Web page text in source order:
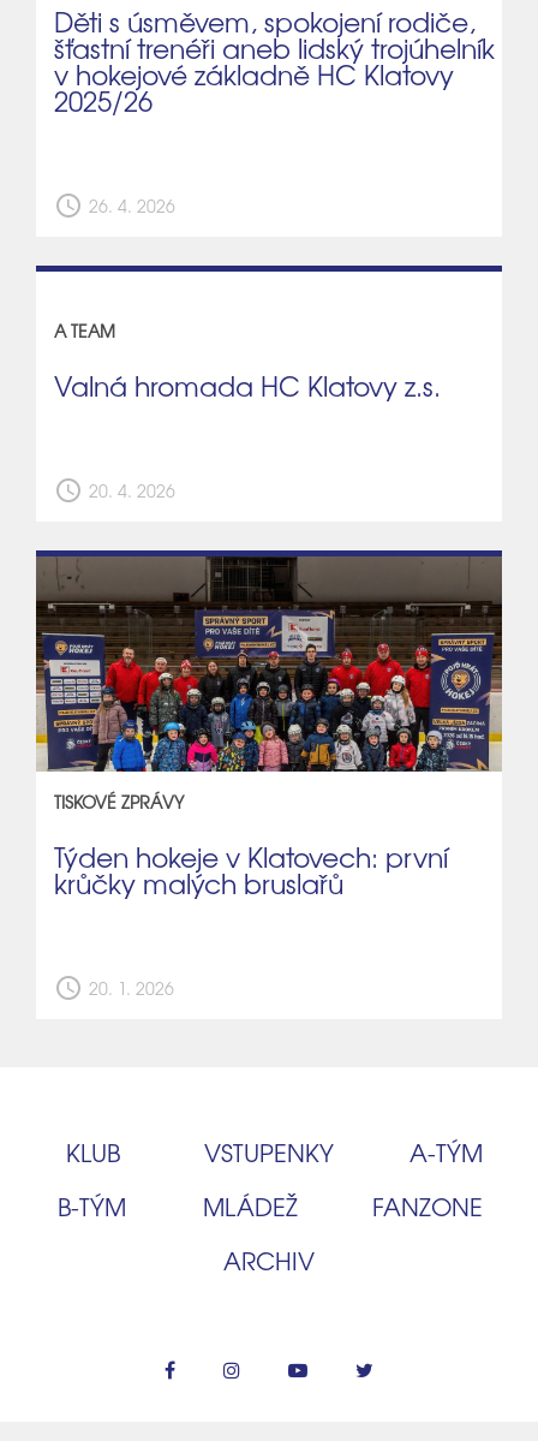
Děti s úsměvem, spokojení rodiče,
šťastní trenéři aneb lidský trojúhelník
v hokejové základně HC Klatovy
2025/26
schedule 26. 4. 2026
A TEAM
Valná hromada HC Klatovy z.s.
schedule 20. 4. 2026
TISKOVÉ ZPRÁVY
Týden hokeje v Klatovech: první
krůčky malých bruslařů
schedule 20. 1. 2026
KLUB VSTUPENKY
A‑TÝM
B‑TÝM
MLÁDEŽ
FANZONE
ARCHIV